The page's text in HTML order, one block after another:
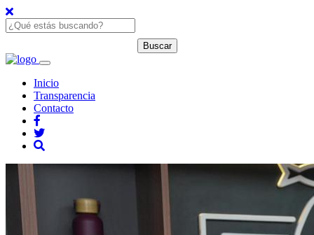
Inicio
Transparencia
Contacto